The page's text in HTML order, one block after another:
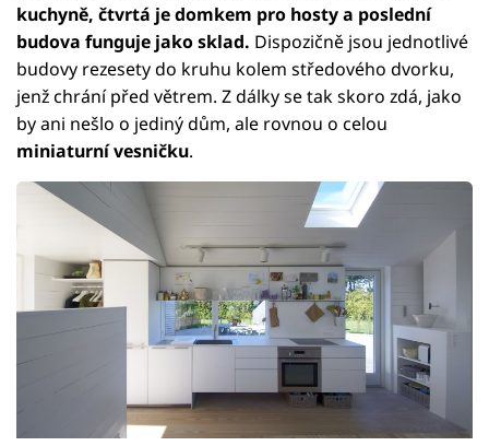
kuchyně, čtvrtá je domkem pro hosty a poslední
budova funguje jako sklad. Dispozičně jsou jednotlivé
budovy rezesety do kruhu kolem středového dvorku,
jenž chrání před větrem. Z dálky se tak skoro zdá, jako
by ani nešlo o jediný dům, ale rovnou o celou
miniaturní vesničku.